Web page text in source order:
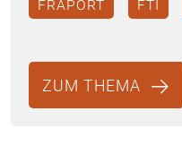
FRAPORT FTI
ZUM THEMA